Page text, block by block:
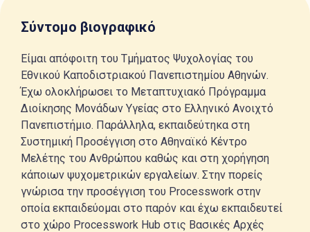
Σύντομο βιογραφικό
Είμαι απόφοιτη του Τμήματος Ψυχολογίας του
Εθνικού Καποδιστριακού Πανεπιστημίου Αθηνών.
Έχω ολοκλήρωσει το Μεταπτυχιακό Πρόγραμμα
Διοίκησης Μονάδων Υγείας στο Ελληνικό Ανοιχτό
Πανεπιστήμιο. Παράλληλα, εκπαιδεύτηκα στη
Συστημική Προσέγγιση στο Αθηναϊκό Κέντρο
Μελέτης του Ανθρώπου καθώς και στη χορήγηση
κάποιων ψυχομετρικών εργαλείων. Στην πορείς
γνώρισα την προσέγγιση του Processwork στην
οποία εκπαιδεύομαι στο παρόν και έχω εκπαιδευτεί
στο χώρο Processwork Hub στις Βασικές Αρχές